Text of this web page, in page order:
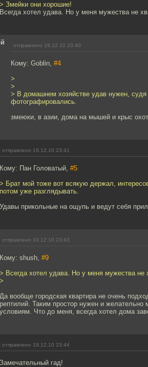
> Змейки они хорошие!
Всегда хотел удава. Но у меня мужества не
отправлено 19.12.10 23:40
Кому: Goblin, #4
>
>
> В домашнем хозяйстве удав нужен, судя
фотографировались.
змеюки, в азии, дома на мышей и крыс
отправлено 19.12.10 23:41
Кому: Пан Головатый, #5
> Брат мой тоже вот всякую держал,
потом уже разглядывать.
Удавы прикольные на ощупь и ведут себя
отправлено 19.12.10 23:43
Кому: shush, #9
> Всегда хотел удава. Но у меня мужества
>
Да вообще городская квартира не очень
рептилий. Таким простор нужен и желательно
условиям. Что до меня, всегда хотел дома
отправлено 19.12.10 23:44
Замечательный гад!